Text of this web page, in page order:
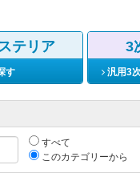
テリア
す
3
汎用3
すべて
このカテゴリーから